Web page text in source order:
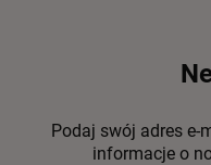
Podaj swój adres e-
informacje o